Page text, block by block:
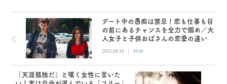
デート中の愚痴は禁忌！恋も仕事も目
の前にあるチャンスを全力で掴め／大
人女子と子供おばさんの恋愛の違い
2025.09.16 | #048
「天涯孤独だ」と嘆く女性に言いた